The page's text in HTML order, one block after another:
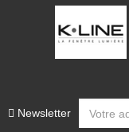
Newsletter